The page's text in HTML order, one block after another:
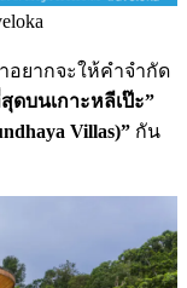
อยากจะให้คำจำกัด
บนเกาะหลีเป๊ะ”
Villas)” กัน